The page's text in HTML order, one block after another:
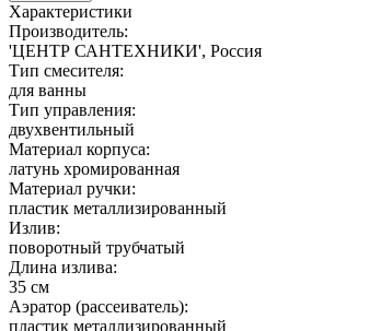
Характеристики
Производитель:
'ЦЕНТР САНТЕХНИКИ', Россия
Тип смесителя:
для ванны
Тип управления:
двухвентильный
Материал корпуса:
латунь хромированная
Материал ручки:
пластик металлизированный
Излив:
поворотный трубчатый
Длина излива:
35 см
Аэратор (рассеиватель):
пластик металлизированный